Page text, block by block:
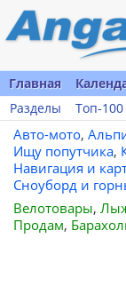
Главная
Разделы
Топ-100
Авто-мото,
Ищу попутчика,
Навигация и
Сноуборд и
Велотовары,
Продам,